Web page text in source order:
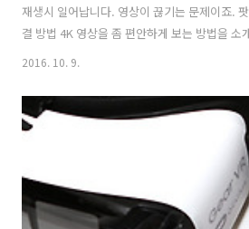
재생시 일어납니다. 영상이 끊기는 문제이죠.
결 방법 4K 영상을 좀 편안하게 보는 방법을 소
상도일 뿐이고 영상의 대여폭 때문에 영상이 끊
영상 끊김 해결을 고민하게 된건 노트북에서 캠
입니다. 끊기지 않아야 확인하고 할텐데 답답하
할 수 있습니다. 그리고 모든 컴퓨터에 적용이
동영상 끊김 해결 방법 4K 영상 4K 캠코더
입니다. 이 영상은 보통은 컴퓨터 사양이 좋다
2016. 10. 9.